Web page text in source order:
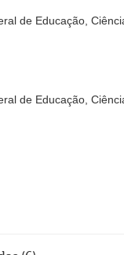
de Educação,
de Educação,